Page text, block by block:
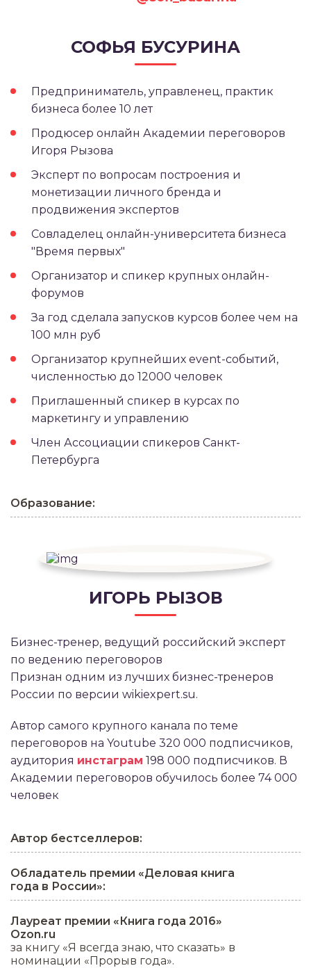
СОФЬЯ БУСУРИНА
Предприниматель, управленец, практик
бизнеса более 10 лет
Продюсер онлайн Академии переговоров
Игоря Рызова
Эксперт по вопросам построения и
монетизации личного бренда и
продвижения экспертов
Совладелец онлайн-университета бизнеса
"Время первых"
Организатор и спикер крупных онлайн-
форумов
За год сделала запусков курсов более чем на
100 млн руб
Организатор крупнейших event-событий,
численностью до 12000 человек
Приглашенный спикер в курсах по
маркетингу и управлению
Член Ассоциации спикеров Санкт-
Петербурга
Образование:
ИГОРЬ РЫЗОВ
Бизнес-тренер, ведущий российский эксперт
по ведению переговоров
Признан одним из лучших бизнес-тренеров
России по версии wikiexpert.su.
Автор самого крупного канала по теме
переговоров на Youtube 320 000 подписчиков,
аудитория инстаграм 198 000 подписчиков. В
Академии переговоров обучилось более 74 000
человек
Автор бестселлеров:
Обладатель премии «Деловая книга
года в России»:
Лауреат премии «Книга года 2016»
Ozon.ru
за книгу «Я всегда знаю, что сказать» в
номинации «Прорыв года».